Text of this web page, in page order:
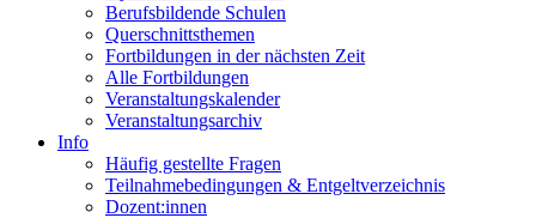
Berufsbildende Schulen
Querschnittsthemen
Fortbildungen in der nächsten Zeit
Alle Fortbildungen
Veranstaltungskalender
Veranstaltungsarchiv
Info
Häufig gestellte Fragen
Teilnahmebedingungen & Entgeltverzeichnis
Dozent:innen